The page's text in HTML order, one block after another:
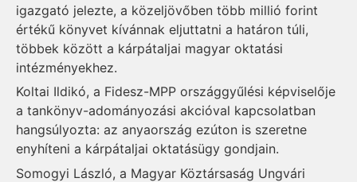
igazgató jelezte, a közeljövőben több millió forint
értékű könyvet kívánnak eljuttatni a határon túli,
többek között a kárpátaljai magyar oktatási
intézményekhez.
Koltai Ildikó, a Fidesz-MPP országgyűlési képviselője
a tankönyv-adományozási akcióval kapcsolatban
hangsúlyozta: az anyaország ezúton is szeretne
enyhíteni a kárpátaljai oktatásügy gondjain.
Somogyi László, a Magyar Köztársaság Ungvári